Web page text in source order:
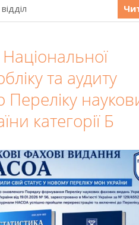
та аудиту
категорії Б